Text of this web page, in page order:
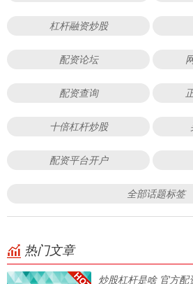
杠杆融资炒股
配资论坛
配资查询
十倍杠杆炒股
配资平台开户
全部话题标签
热门文章
炒股杠杆是啥 官方